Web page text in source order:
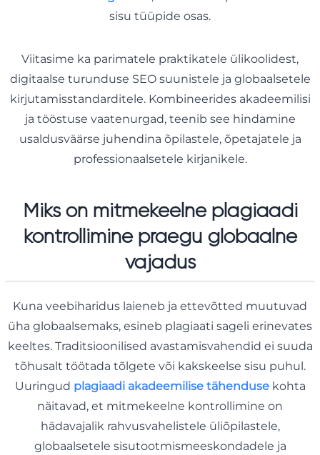
sisu tüüpide osas.
Viitasime ka parimatele praktikatele ülikoolidest,
digitaalse turunduse SEO suunistele ja globaalsetele
kirjutamisstandarditele. Kombineerides akadeemilisi
ja tööstuse vaatenurgad, teenib see hindamine
usaldusväärse juhendina õpilastele, õpetajatele ja
professionaalsetele kirjanikele.
Miks on mitmekeelne plagiaadi
kontrollimine praegu globaalne
vajadus
Kuna veebiharidus laieneb ja ettevõtted muutuvad
üha globaalsemaks, esineb plagiaati sageli erinevates
keeltes. Traditsioonilised avastamisvahendid ei suuda
tõhusalt töötada tõlgete või kakskeelse sisu puhul.
Uuringud plagiaadi akadeemilise tähendusekohta
näitavad, et mitmekeelne kontrollimine on
hädavajalik rahvusvahelistele üliõpilastele,
globaalsetele sisutootmismeeskondadele ja